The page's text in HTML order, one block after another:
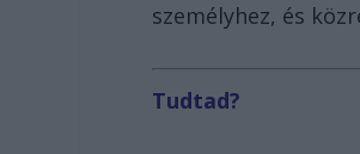
személyhez, és
Tudtad?